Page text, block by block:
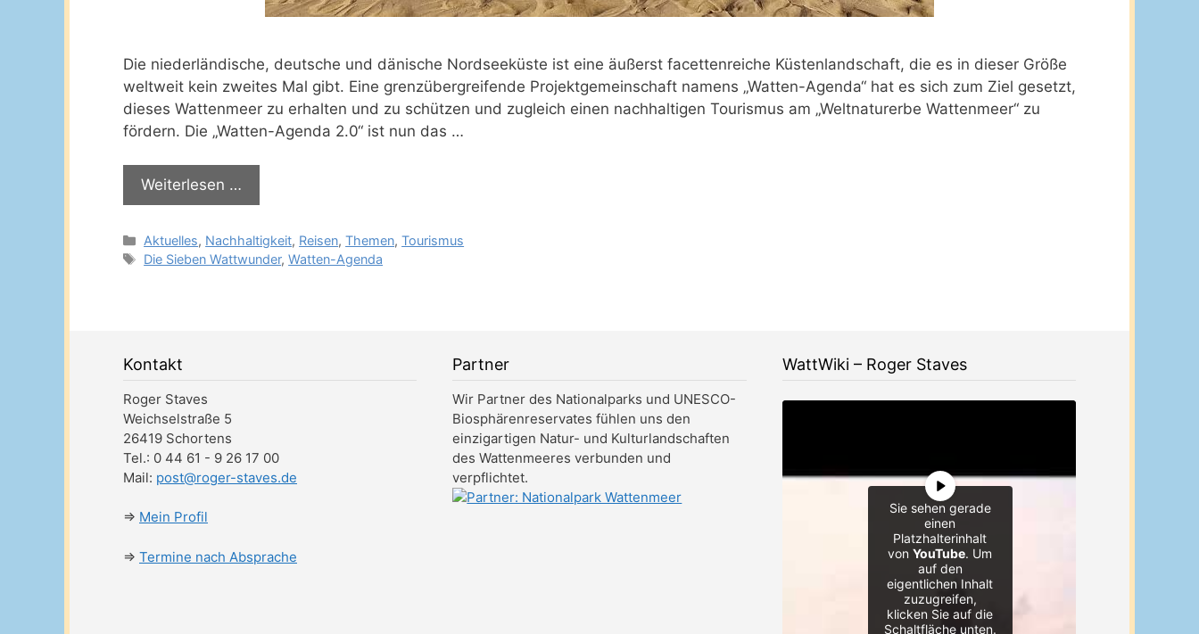
Die niederländische, deutsche und dänische Nordseeküste ist eine äußerst facettenreiche Küstenlandschaft, die es in dieser Größe
weltweit kein zweites Mal gibt. Eine grenzübergreifende Projektgemeinschaft namens „Watten-Agenda“ hat es sich zum Ziel gesetzt,
dieses Wattenmeer zu erhalten und zu schützen und zugleich einen nachhaltigen Tourismus am „Weltnaturerbe Wattenmeer“ zu
fördern. Die „Watten-Agenda 2.0“ ist nun das …
Weiterlesen …
Kategorien
Aktuelles, Nachhaltigkeit, Reisen,Themen,Tourismus
Schlagwörter
Die Sieben Wattwunder,Watten-Agenda
Kontakt
Roger Staves
Weichselstraße 5
26419 Schortens
Tel.: 0 44 61 - 9 26 17 00
Mail: post@roger-staves.de
⇒ Mein Profil
⇒ Termine nach Absprache
Partner
Wir Partner des Nationalparks und UNESCO-
Biosphärenreservates fühlen uns den
einzigartigen Natur- und Kulturlandschaften
des Wattenmeeres verbunden und
verpflichtet.
WattWiki – Roger Staves
Sie sehen gerade
einen
Platzhalterinhalt
vonYouTube. Um
auf den
eigentlichen Inhalt
zuzugreifen,
klicken Sie auf die
Schaltfläche unten.